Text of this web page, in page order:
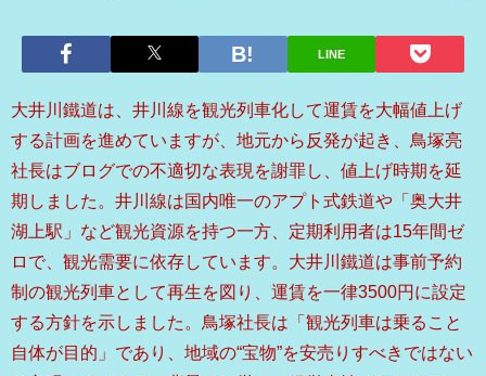
LINE
大井川鐵道は、井川線を観光列車化して運賃を大幅値上げ
する計画を進めていますが、地元から反発が起き、鳥塚亮
社長はブログでの不適切な表現を謝罪し、値上げ時期を延
期しました。井川線は国内唯一のアプト式鉄道や「奥大井
湖上駅」など観光資源を持つ一方、定期利用者は15年間ゼ
ロで、観光需要に依存しています。大井川鐵道は事前予約
制の観光列車として再生を図り、運賃を一律3500円に設定
する方針を示しました。鳥塚社長は「観光列車は乗ること
自体が目的」であり、地域の“宝物”を安売りすべきではない